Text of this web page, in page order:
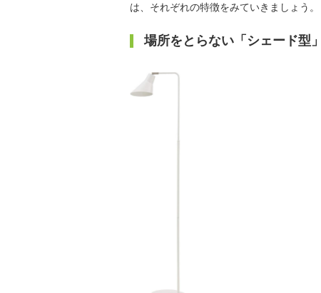
は、それぞれの特徴をみていきましょう。
場所をとらない「シェード型」